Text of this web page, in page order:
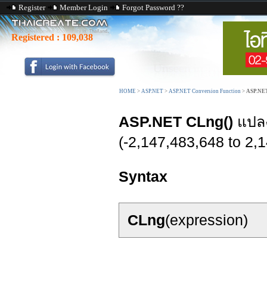
Register Member Login Forgot Password ??
Registered : 109,038
HOME > ASP.NET > ASP.NET Conversion Function >
ASP.NET CLng() แป
(-2,147,483,648 to
Syntax
CLng(expression)